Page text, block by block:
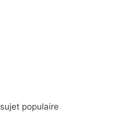
sujet populaire